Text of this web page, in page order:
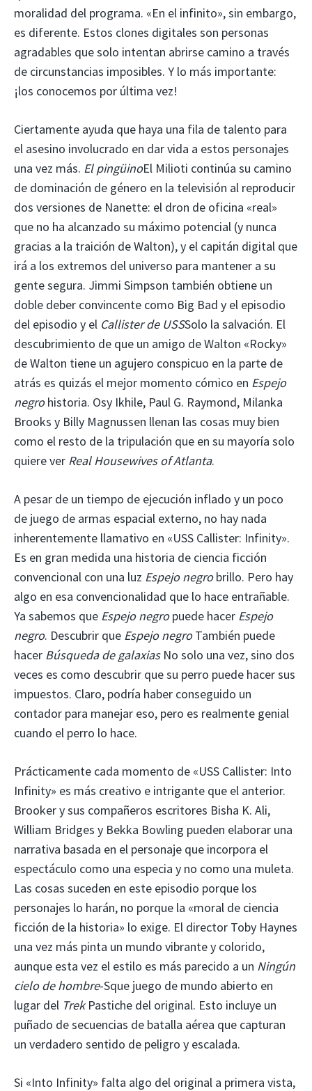
moralidad del programa. «En el infinito», sin embargo,
es diferente. Estos clones digitales son personas
agradables que solo intentan abrirse camino a través
de circunstancias imposibles. Y lo más importante:
¡los conocemos por última vez!
Ciertamente ayuda que haya una fila de talento para
el asesino involucrado en dar vida a estos personajes
una vez más. El pingüinoEl Milioti continúa su camino
de dominación de género en la televisión al reproducir
dos versiones de Nanette: el dron de oficina «real»
que no ha alcanzado su máximo potencial (y nunca
gracias a la traición de Walton), y el capitán digital que
irá a los extremos del universo para mantener a su
gente segura. Jimmi Simpson también obtiene un
doble deber convincente como Big Bad y el episodio
del episodio y el Callister de USSSolo la salvación. El
descubrimiento de que un amigo de Walton «Rocky»
de Walton tiene un agujero conspicuo en la parte de
atrás es quizás el mejor momento cómico en Espejo
negrohistoria. Osy Ikhile, Paul G. Raymond, Milanka
Brooks y Billy Magnussen llenan las cosas muy bien
como el resto de la tripulación que en su mayoría solo
quiere ver Real Housewives of Atlanta.
A pesar de un tiempo de ejecución inflado y un poco
de juego de armas espacial externo, no hay nada
inherentemente llamativo en «USS Callister: Infinity».
Es en gran medida una historia de ciencia ficción
convencional con una luz Espejo negrobrillo. Pero hay
algo en esa convencionalidad que lo hace entrañable.
Ya sabemos que Espejo negropuede hacer Espejo
negro. Descubrir que Espejo negroTambién puede
hacer Búsqueda de galaxiasNo solo una vez, sino dos
veces es como descubrir que su perro puede hacer sus
impuestos. Claro, podría haber conseguido un
contador para manejar eso, pero es realmente genial
cuando el perro lo hace.
Prácticamente cada momento de «USS Callister: Into
Infinity» es más creativo e intrigante que el anterior.
Brooker y sus compañeros escritores Bisha K. Ali,
William Bridges y Bekka Bowling pueden elaborar una
narrativa basada en el personaje que incorpora el
espectáculo como una especia y no como una muleta.
Las cosas suceden en este episodio porque los
personajes lo harán, no porque la «moral de ciencia
ficción de la historia» lo exige. El director Toby Haynes
una vez más pinta un mundo vibrante y colorido,
aunque esta vez el estilo es más parecido a un Ningún
cielo de hombre-Sque juego de mundo abierto en
lugar del TrekPastiche del original. Esto incluye un
puñado de secuencias de batalla aérea que capturan
un verdadero sentido de peligro y escalada.
Si «Into Infinity» falta algo del original a primera vista,